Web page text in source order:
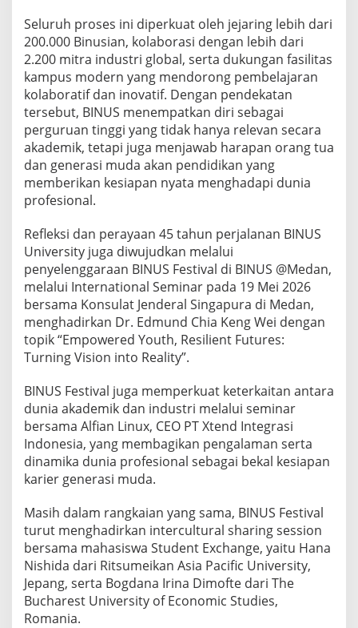
Seluruh proses ini diperkuat oleh jejaring lebih dari
200.000 Binusian, kolaborasi dengan lebih dari
2.200 mitra industri global, serta dukungan fasilitas
kampus modern yang mendorong pembelajaran
kolaboratif dan inovatif. Dengan pendekatan
tersebut, BINUS menempatkan diri sebagai
perguruan tinggi yang tidak hanya relevan secara
akademik, tetapi juga menjawab harapan orang tua
dan generasi muda akan pendidikan yang
memberikan kesiapan nyata menghadapi dunia
profesional.
Refleksi dan perayaan 45 tahun perjalanan BINUS
University juga diwujudkan melalui
penyelenggaraan BINUS Festival di BINUS @Medan,
melalui International Seminar pada 19 Mei 2026
bersama Konsulat Jenderal Singapura di Medan,
menghadirkan Dr. Edmund Chia Keng Wei dengan
topik “Empowered Youth, Resilient Futures:
Turning Vision into Reality”.
BINUS Festival juga memperkuat keterkaitan antara
dunia akademik dan industri melalui seminar
bersama Alfian Linux, CEO PT Xtend Integrasi
Indonesia, yang membagikan pengalaman serta
dinamika dunia profesional sebagai bekal kesiapan
karier generasi muda.
Masih dalam rangkaian yang sama, BINUS Festival
turut menghadirkan intercultural sharing session
bersama mahasiswa Student Exchange, yaitu Hana
Nishida dari Ritsumeikan Asia Pacific University,
Jepang, serta Bogdana Irina Dimofte dari The
Bucharest University of Economic Studies,
Romania.